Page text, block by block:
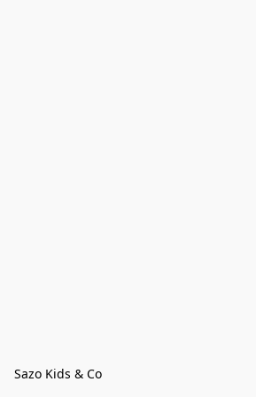
Sazo Kids & Co